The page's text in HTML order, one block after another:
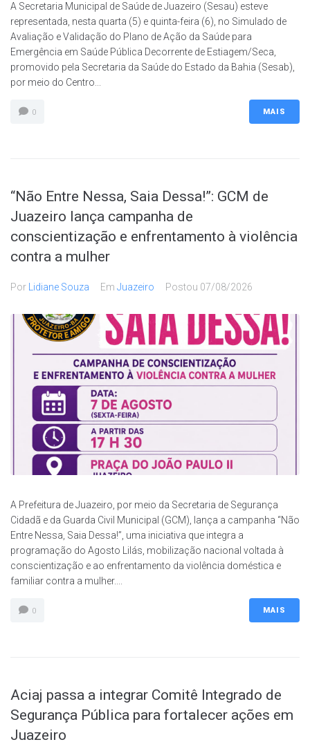
A Secretaria Municipal de Saúde de Juazeiro (Sesau) esteve
representada, nesta quarta (5) e quinta-feira (6), no Simulado de
Avaliação e Validação do Plano de Ação da Saúde para
Emergência em Saúde Pública Decorrente de Estiagem/Seca,
promovido pela Secretaria da Saúde do Estado da Bahia (Sesab),
por meio do Centro...
0 MAIS
“Não Entre Nessa, Saia Dessa!”: GCM de
Juazeiro lança campanha de
conscientização e enfrentamento à violência
contra a mulher
Por Lidiane Souza Em Juazeiro Postou 07/08/2026
A Prefeitura de Juazeiro, por meio da Secretaria de Segurança
Cidadã e da Guarda Civil Municipal (GCM), lança a campanha “Não
Entre Nessa, Saia Dessa!”, uma iniciativa que integra a
programação do Agosto Lilás, mobilização nacional voltada à
conscientização e ao enfrentamento da violência doméstica e
familiar contra a mulher....
0 MAIS
Aciaj passa a integrar Comitê Integrado de
Segurança Pública para fortalecer ações em
Juazeiro